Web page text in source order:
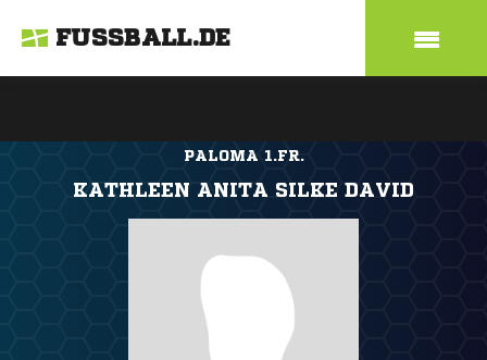
FUSSBALL.DE
PALOMA 1.FR.
KATHLEEN ANITA SILKE DAVID